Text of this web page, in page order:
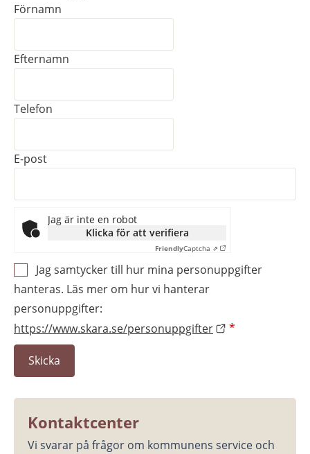
Kontaktuppgifter
Förnamn
Efternamn
Telefon
E-post
Jag är inte en robot
Klicka för att verifiera
FriendlyCaptcha ⇗
Jag samtycker till hur mina personuppgifter
hanteras. Läs mer om hur vi hanterar
personuppgifter:
https://www.skara.se/personuppgifter
*
Kontaktcenter
Vi svarar på frågor om kommunens service och